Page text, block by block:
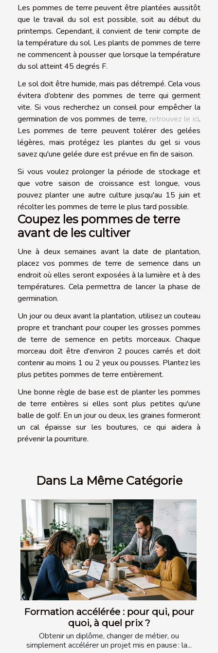
Les pommes de terre peuvent être plantées aussitôt
que le travail du sol est possible, soit au début du
printemps. Cependant, il convient de tenir compte de
la température du sol. Les plants de pommes de terre
ne commencent à pousser que lorsque la température
du sol atteint 45 degrés F.
Le sol doit être humide, mais pas détrempé. Cela vous
évitera d’obtenir des pommes de terre qui germent
vite. Si vous recherchez un conseil pour empêcher la
germination de vos pommes de terre, retrouvez le ici.
Les pommes de terre peuvent tolérer des gelées
légères, mais protégez les plantes du gel si vous
savez qu'une gelée dure est prévue en fin de saison.
Si vous voulez prolonger la période de stockage et
que votre saison de croissance est longue, vous
pouvez planter une autre culture jusqu'au 15 juin et
récolter les pommes de terre le plus tard possible.
Coupez les pommes de terre
avant de les cultiver
Une à deux semaines avant la date de plantation,
placez vos pommes de terre de semence dans un
endroit où elles seront exposées à la lumière et à des
températures. Cela permettra de lancer la phase de
germination.
Un jour ou deux avant la plantation, utilisez un couteau
propre et tranchant pour couper les grosses pommes
de terre de semence en petits morceaux. Chaque
morceau doit être d'environ 2 pouces carrés et doit
contenir au moins 1 ou 2 yeux ou pousses. Plantez les
plus petites pommes de terre entièrement.
Une bonne règle de base est de planter les pommes
de terre entières si elles sont plus petites qu'une
balle de golf. En un jour ou deux, les graines formeront
un cal épaisse sur les boutures, ce qui aidera à
prévenir la pourriture.
Dans La Même Catégorie
Formation accélérée : pour qui, pour
quoi, à quel prix ?
Obtenir un diplôme, changer de métier, ou
simplement accélérer un projet mis en pause : la...